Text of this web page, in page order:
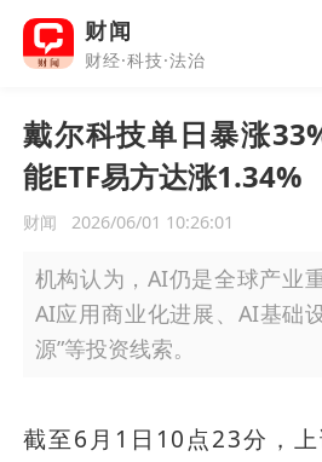
财闻
财经·科技·法治
戴尔科技单日暴涨
能ETF易方达涨1.34%
财闻 2026/06/01 10:26:01
机构认为，AI仍是全球产业
AI应用商业化进展、AI基础
源”等投资线索。
截至6月1日10点23分，上